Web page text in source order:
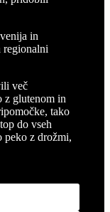
in
regionalni
več
z glutenom in
tako
do vseh
peko z drožmi,